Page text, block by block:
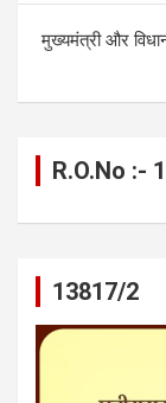
k
मुख्यमंत्री और
R.O.No :-
13817/2